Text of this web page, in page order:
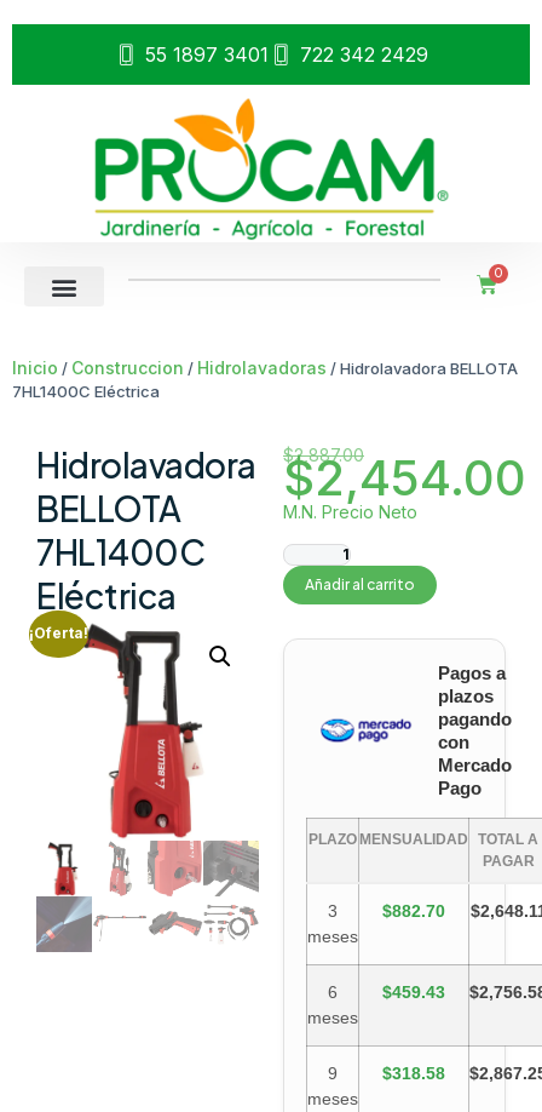
55 1897 3401 722 342 2429
0
Inicio / Construccion / Hidrolavadoras / Hidrolavadora BELLOTA
7HL1400C Eléctrica
Hidrolavadora
BELLOTA
7HL1400C
Eléctrica
¡Oferta!
$2,887.00
$2,454.00
M.N. Precio Neto
Añadir al carrito
Pagos a
plazos
pagando
con
Mercado
Pago
PLAZO MENSUALIDAD
TOTAL A
PAGAR
3
meses
$882.70
6
meses
$459.43
9
meses
$318.58